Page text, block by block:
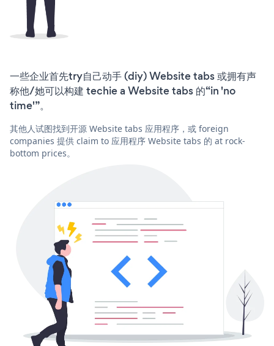
一些企业首先try自己动手 (diy) Website tabs 或拥有声
称他/她可以构建 techie a Website tabs 的“in 'no
time'”。
其他人试图找到开源 Website tabs 应用程序，或 foreign
companies 提供 claim to 应用程序 Website tabs 的 at rock-
bottom prices。